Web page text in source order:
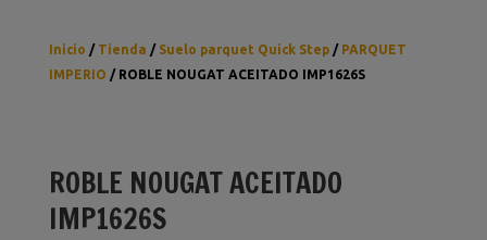
Inicio / Tienda / Suelo parquet Quick Step/ PARQUET
IMPERIO / ROBLE NOUGAT ACEITADO IMP1626S
ROBLE NOUGAT ACEITADO
IMP1626S